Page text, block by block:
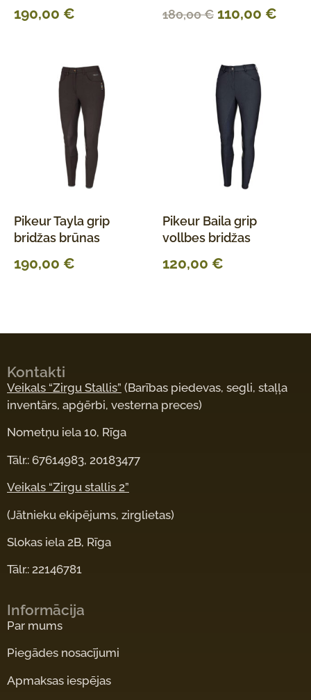
190,00 €
180,00€ 110,00 €
Pikeur Tayla grip
bridžas brūnas
190,00 €
Pikeur Baila grip
vollbes bridžas
120,00 €
Kontakti
Veikals “Zirgu Stallis” (Barības piedevas, segli, staļļa
inventārs, apģērbi, vesterna preces)
Nometņu iela 10, Rīga
Tālr.: 67614983, 20183477
Veikals “Zirgu stallis 2”
(Jātnieku ekipējums, zirglietas)
Slokas iela 2B, Rīga
Tālr.: 22146781
Informācija
Par mums
Piegādes nosacījumi
Apmaksas iespējas